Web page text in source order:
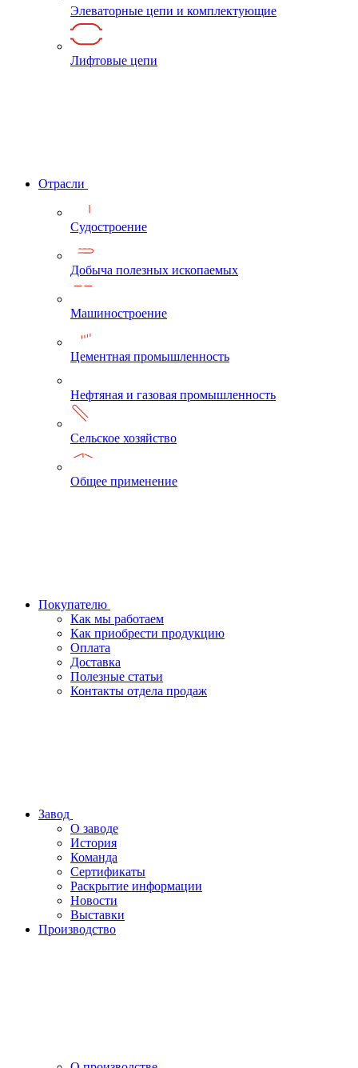
Элеваторные цепи и комплектующие
Лифтовые цепи
Отрасли
Судостроение
Добыча полезных ископаемых
Машиностроение
Цементная промышленность
Нефтяная и газовая промышленность
Сельское хозяйство
Общее применение
Покупателю
Как мы работаем
Как приобрести продукцию
Оплата
Доставка
Полезные статьи
Контакты отдела продаж
Завод
О заводе
История
Команда
Сертификаты
Раскрытие информации
Новости
Выставки
Производство